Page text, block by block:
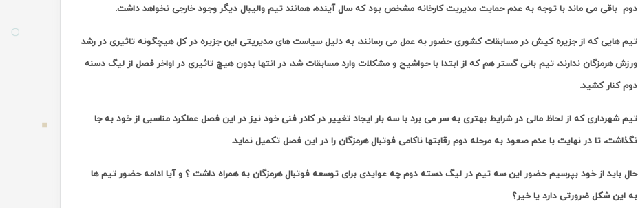
دوم باقی می ماند با توجه به عدم حمایت مدیریت کارخانه مشخص بود که سال آینده، همانند تیم والیبال دیگر وجود خارجی نخواهد داشت.
تیم هایی که از جزیره کیش در مسابقات کشوری حضور به عمل می رسانند، به دلیل سیاست های مدیریتی این جزیره در کل هیچگونه تاثیری در رشد
ورزش هرمزگان ندارند، تیم بانی گستر هم که از ابتدا با حواشیح و مشکلات وارد مسابقات شد، در انتها بدون هیچ تاثیری در اواخر فصل از لیگ دسنه
دوم کنار کشید.
تیم شهرداری که از لحاظ مالی در شرایط بهتری به سر می برد با سه بار ایجاد تغییر در کادر فنی خود نیز در این فصل عملکرد مناسبی از خود به جا
نگذاشت، تا در نهایت با عدم صعود به مرحله دوم رقابتها ناکامی فوتبال هرمزگان را در این فصل تکمیل نماید.
حال باید از خود بپرسیم حضور این سه تیم در لیگ دسته دوم چه عوایدی برای توسعه فوتبال هرمزگان به همراه داشت ؟ و آیا ادامه حضور تیم ها
به این شکل ضرورتی دارد یا خیر؟